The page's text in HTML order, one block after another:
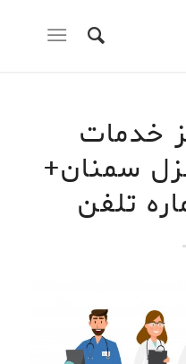
خدمات
سمنان+
تلفن